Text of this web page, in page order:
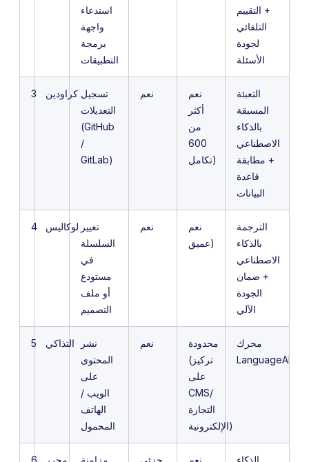
استدعاء
واجهة
برمجة
التطبيقات
+ التقييم
التلقائي
لجودة
الأسئلة
3 كراودين تسجيل
التعديلات
(GitHub
/
GitLab)
نعم
نعم
أكثر
من
600
تكامل)
التعبئة
المسبقة
بالذكاء
الاصطناعي
+ مطابقة
قاعدة
البيانات
4 لوكاليس تغيير
السلسلة
في
مستودع
أو ملف
التصميم
نعم
نعم
عميق)
الترجمة
بالذكاء
الاصطناعي
+ ضمان
الجودة
الآلي
5 التذاكي
نشر
المحتوى
على
الويب /
الهاتف
المحمول
نعم
محدودة
(تركيز
على
CMS/
التجارة
الإلكترونية)
محرك
LanguageAI
6
محرر
مزامنة
جزئي
نعم
الذكاء